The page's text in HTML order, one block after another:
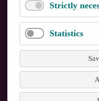
Gerne
initivativ
Strictly
Statistics